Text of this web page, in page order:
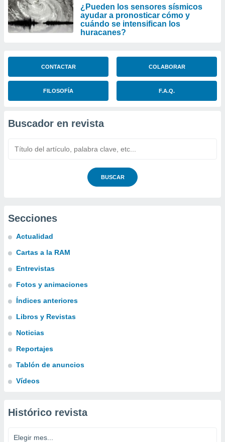
¿Pueden los sensores sísmicos
ayudar a pronosticar cómo y
cuándo se intensifican los
huracanes?
CONTACTAR COLABORAR
FILOSOFÍA F.A.Q.
Buscador en revista
BUSCAR
Secciones
Actualidad
Cartas a la RAM
Entrevistas
Fotos y animaciones
Índices anteriores
Libros y Revistas
Noticias
Reportajes
Tablón de anuncios
Vídeos
Histórico revista